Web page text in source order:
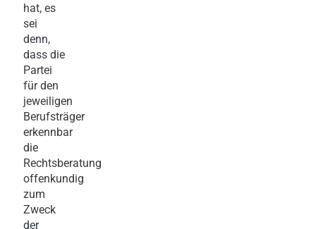
hat, es
sei
denn,
dass die
Partei
für den
jeweiligen
Berufsträger
erkennbar
die
Rechtsberatung
offenkundig
zum
Zweck
der